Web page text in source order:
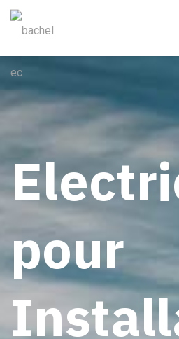
pour